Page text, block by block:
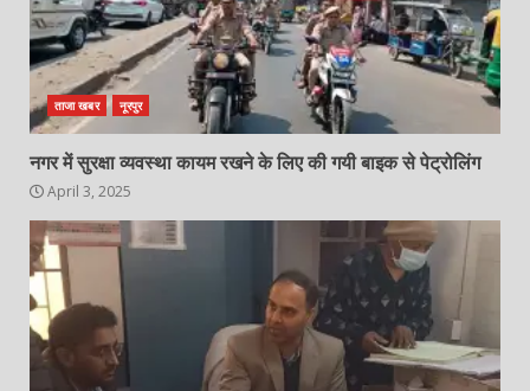
ताजा खबर नूरपुर
नगर में सुरक्षा व्यवस्था कायम रखने के लिए की गयी बाइक से पेट्रोलिंग
April 3, 2025